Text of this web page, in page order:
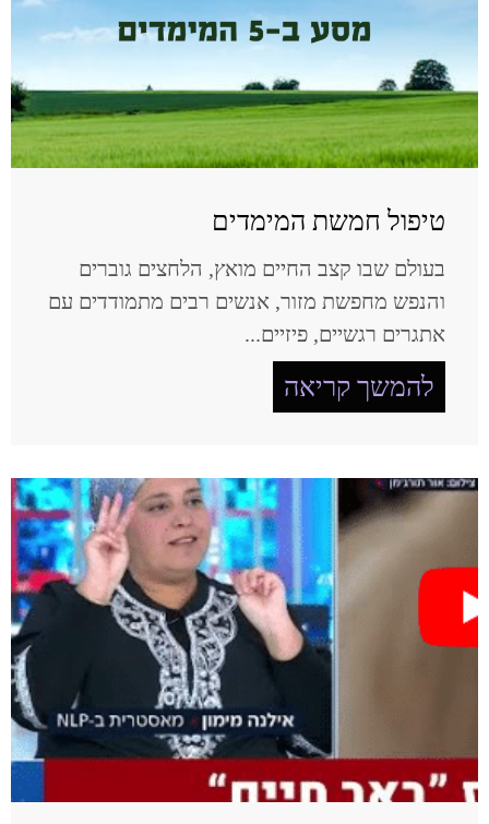
טיפול חמשת המימדים
בעולם שבו קצב החיים מואץ, הלחצים גוברים
והנפש מחפשת מזור, אנשים רבים מתמודדים עם
אתגרים רגשיים, פיזיים...
להמשך קריאה